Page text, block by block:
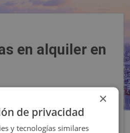
en alquiler en
×
de privacidad
y tecnologías similares